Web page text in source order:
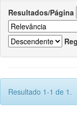
Resultados/Página
Resultado 1-1 de 1.